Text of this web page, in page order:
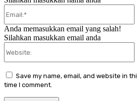
Anda memasukkan email yang salah!
Silahkan masukkan email anda
Save my name, email, and website in
time I comment.